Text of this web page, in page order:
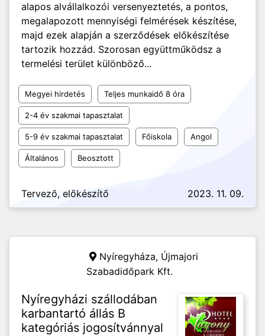
alapos alvállalkozói versenyeztetés, a pontos,
megalapozott mennyiségi felmérések készítése,
majd ezek alapján a szerződések előkészítése
tartozik hozzád. Szorosan együttműködsz a
termelési terület különböző...
Megyei hirdetés Teljes munkaidő 8 óra
2-4 év szakmai tapasztalat
5-9 év szakmai tapasztalat Főiskola Angol
Általános Beosztott
Tervező, előkészítő 2023. 11. 09.
Nyíregyháza, Újmajori
Szabadidőpark Kft.
Nyíregyházi szállodában
karbantartó állás B
kategóriás jogosítvánnyal